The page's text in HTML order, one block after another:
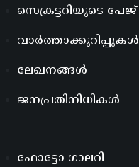
സെക്രട്ടറിയുടെ പേജ്
വാർത്താക്കുറിപ്പുകൾ
ലേഖനങ്ങൾ
ജനപ്രതിനിധികൾ
ഫോട്ടോ ഗാലറി